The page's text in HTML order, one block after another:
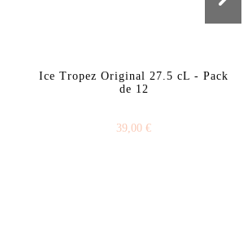
Ice Tropez Original 27.5 cL - Pack
de 12
39,00 €